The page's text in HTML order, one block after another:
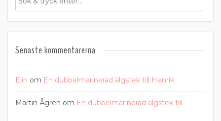
Senaste kommentarerna
Elin om En dubbelmarinerad älgstek till Henrik
Martin Ågren om En dubbelmarinerad älgstek till